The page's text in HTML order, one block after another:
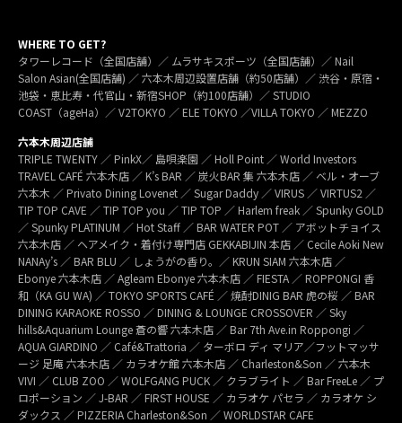
WHERE TO GET?
タワーレコード（全国店舗）／ ムラサキスポーツ（全国店舗）／ Nail
Salon Asian(全国店舗) ／ 六本木周辺設置店舗（約50店舗）／ 渋谷・原宿・
池袋・恵比寿・代官山・新宿SHOP（約100店舗）／ STUDIO
COAST（ageHa）／ V2TOKYO ／ ELE TOKYO ／VILLA TOKYO ／ MEZZO
六本木周辺店舗
TRIPLE TWENTY ／ PinkX／ 島唄楽園 ／ Holl Point ／ World Investors
TRAVEL CAFÉ 六本木店 ／ K’s BAR ／ 炭火BAR 集 六本木店 ／ ベル・オーブ
六本木 ／ Privato Dining Lovenet ／ Sugar Daddy ／ VIRUS ／ VIRTUS2 ／
TIP TOP CAVE ／ TIP TOP you ／ TIP TOP ／ Harlem freak ／ Spunky GOLD
／ Spunky PLATINUM ／ Hot Staff ／ BAR WATER POT ／ アボットチョイス
六本木店 ／ ヘアメイク・着付け専門店 GEKKABIJIN 本店 ／ Cecile Aoki New
NANAy’s ／ BAR BLU ／ しょうがの香り。／ KRUN SIAM 六本木店 ／
Ebonye 六本木店 ／ Agleam Ebonye 六本木店 ／ FIESTA ／ ROPPONGI 香
和（KA GU WA) ／ TOKYO SPORTS CAFÉ ／ 焼酎DINIG BAR 虎の桜 ／ BAR
DINING KARAOKE ROSSO ／ DINING & LOUNGE CROSSOVER ／ Sky
hills&Aquarium Lounge 蒼の響 六本木店 ／ Bar 7th Ave.in Roppongi ／
AQUA GIARDINO ／ Café&Trattoria ／ ターボロ ディ マリア／フットマッサ
ージ 足庵 六本木店 ／ カラオケ館 六本木店 ／ Charleston&Son ／ 六本木
VIVI ／ CLUB ZOO ／ WOLFGANG PUCK ／ クラブライト ／ Bar FreeLe ／ プ
ロポーション ／ J-BAR ／ FIRST HOUSE ／ カラオケ パセラ ／ カラオケ シ
ダックス ／ PIZZERIA Charleston&Son ／ WORLDSTAR CAFE